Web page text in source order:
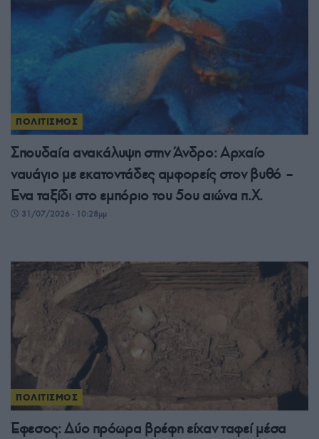
ΠΟΛΙΤΙΣΜΟΣ
Σπουδαία ανακάλυψη στην Άνδρο: Αρχαίο
ναυάγιο με εκατοντάδες αμφορείς στον βυθό –
Ένα ταξίδι στο εμπόριο του 5ου αιώνα π.Χ.
31/07/2026 - 10:28μμ
ΠΟΛΙΤΙΣΜΟΣ
Έφεσος: Δύο πρόωρα βρέφη είχαν ταφεί μέσα